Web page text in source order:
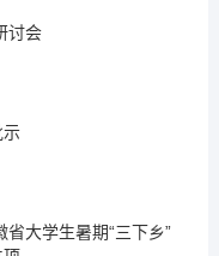
讨会
示
大学生暑期“三下乡”